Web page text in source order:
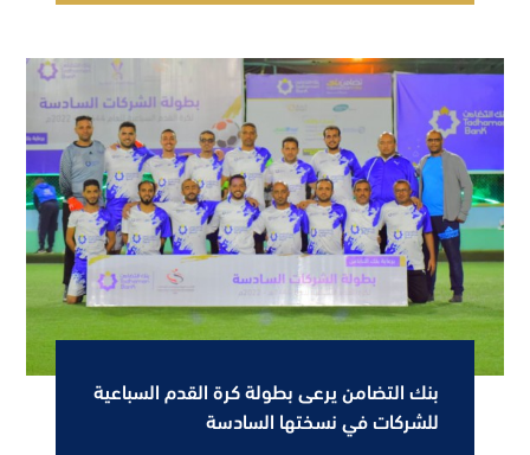
بنك التضامن يرعى بطولة كرة القدم السباعية
للشركات في نسختها السادسة